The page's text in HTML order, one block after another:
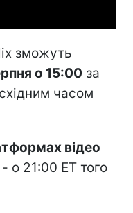
зможуть
о 15:00 за
часом
відео
- о 21:00 ET того